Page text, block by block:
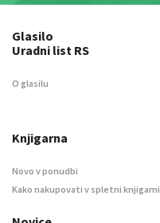
Glasilo
Uradni list RS
O glasilu
Knjigarna
Novo v ponudbi
Kako nakupovati v spletni knjigarni